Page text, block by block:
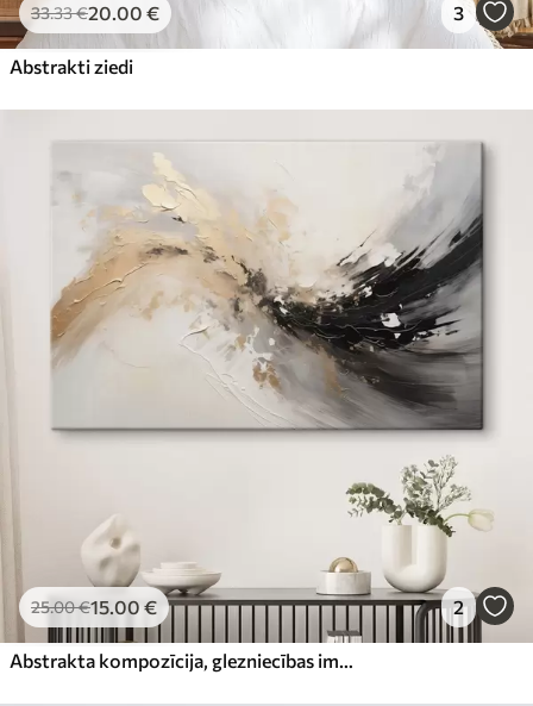
33.33€20.00 € 3
Abstrakti ziedi
25.00€15.00 € 2
Abstrakta kompozīcija, glezniecības imitācija